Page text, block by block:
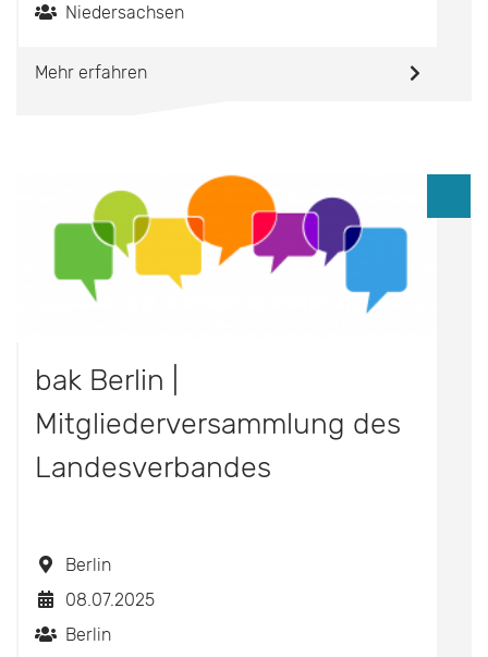
Niedersachsen
Mehr erfahren
bak Berlin |
Mitgliederversammlung des
Landesverbandes
Berlin
08.07.2025
Berlin